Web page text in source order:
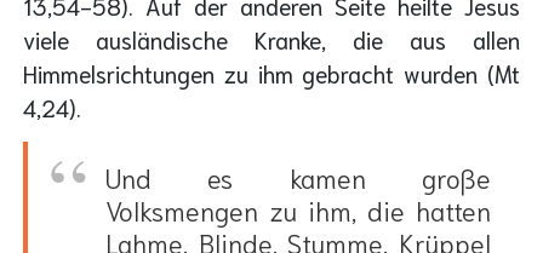
viele ausländische Kranke, die aus allen
Himmelsrichtungen zu ihm gebracht wurden (Mt
4,24).
Und es kamen große
Volksmengen zu ihm, die hatten
Lahme, Blinde, Stumme, Krüppel